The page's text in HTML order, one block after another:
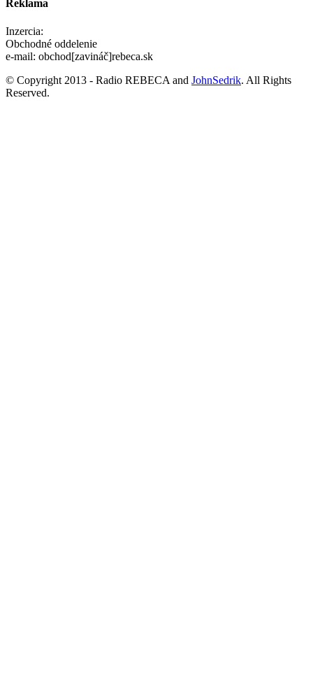
Reklama
Inzercia:
Obchodné oddelenie
e-mail: obchod[zavináč]rebeca.sk
© Copyright 2013 - Radio REBECA and JohnSedrik. All Rights
Reserved.